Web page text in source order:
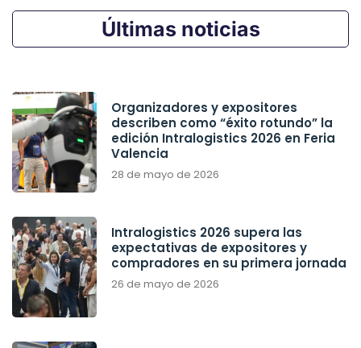
Últimas noticias
Organizadores y expositores
describen como “éxito rotundo” la
edición Intralogistics 2026 en Feria
Valencia
28 de mayo de 2026
Intralogistics 2026 supera las
expectativas de expositores y
compradores en su primera jornada
26 de mayo de 2026